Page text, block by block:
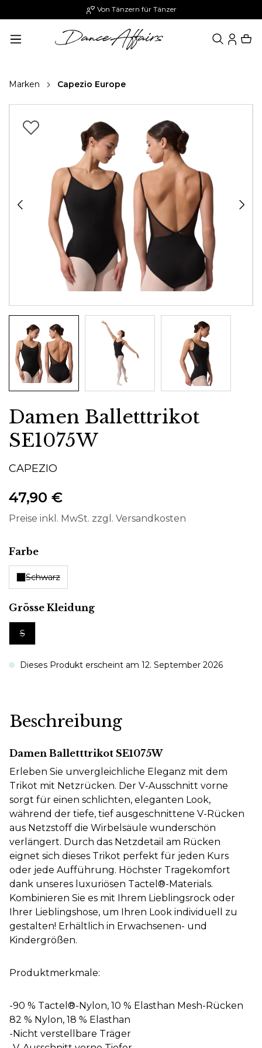
Von Tänzern für Tänzer
Marken Capezio Europe
Damen Balletttrikot
SE1075W
CAPEZIO
47,90 €
Preise inkl. MwSt. zzgl. Versandkosten
Farbeauswählen
Schwarz
Grösse Kleidungauswählen
S
Dieses Produkt erscheint am 12. September 2026
Beschreibung
Damen Balletttrikot SE1075W
Erleben Sie unvergleichliche Eleganz mit dem
Trikot mit Netzrücken. Der V-Ausschnitt vorne
sorgt für einen schlichten, eleganten Look,
während der tiefe, tief ausgeschnittene V-Rücken
aus Netzstoff die Wirbelsäule wunderschön
verlängert. Durch das Netzdetail am Rücken
eignet sich dieses Trikot perfekt für jeden Kurs
oder jede Aufführung. Höchster Tragekomfort
dank unseres luxuriösen Tactel®-Materials.
Kombinieren Sie es mit Ihrem Lieblingsrock oder
Ihrer Lieblingshose, um Ihren Look individuell zu
gestalten! Erhältlich in Erwachsenen- und
Kindergrößen.
Produktmerkmale:
-90 % Tactel®-Nylon, 10 % Elasthan Mesh-Rücken
82 % Nylon, 18 % Elasthan
-Nicht verstellbare Träger